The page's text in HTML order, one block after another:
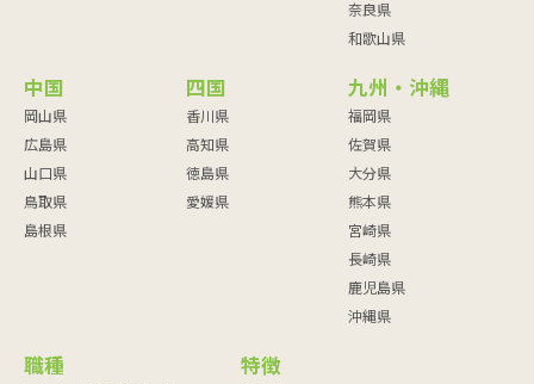
奈良県
和歌山県
中国
岡山県
広島県
山口県
鳥取県
島根県
四国
香川県
高知県
徳島県
愛媛県
九州・沖縄
福岡県
佐賀県
大分県
熊本県
宮崎県
長崎県
鹿児島県
沖縄県
職種 特徴